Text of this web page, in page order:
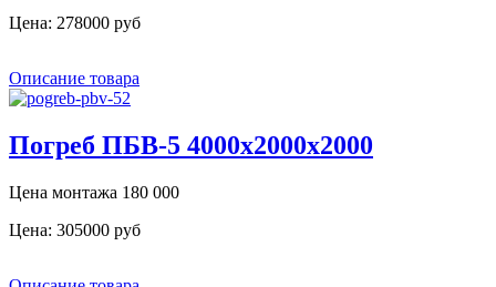
Цена: 278000 руб
Описание товара
Погреб ПБВ-5 4000х2000х2000
Цена монтажа 180 000
Цена: 305000 руб